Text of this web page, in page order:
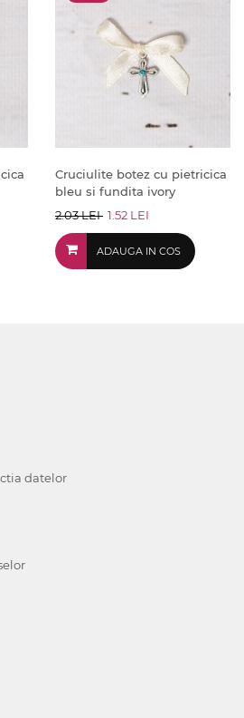
Cruciulite botez cu pietricica
bleu si fundita ivory
2.03 LEI 1.52 LEI
ADAUGA IN COS
datelor